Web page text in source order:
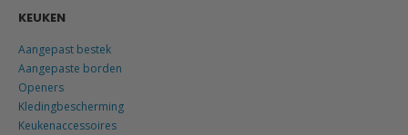
KEUKEN
Aangepast bestek
Aangepaste borden
Openers
Kledingbescherming
Keukenaccessoires